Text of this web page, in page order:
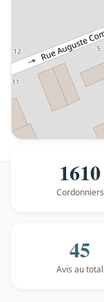
1610
Cordonniers
45
Avis au total